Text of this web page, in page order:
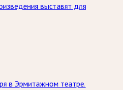
выставят для
в Эрмитажном театре.